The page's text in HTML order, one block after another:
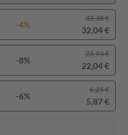
-4%
33,38 €
32,04 €
-8%
23,93 €
22,04 €
-6%
6,25 €
5,87 €